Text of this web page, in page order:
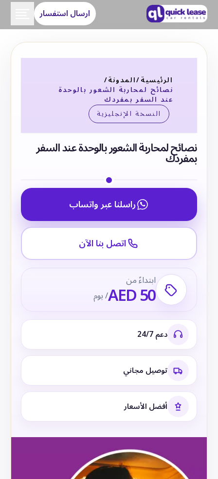
ارسال استفسار
الرئيسية/المدونة/
نصائح لمحاربة الشعور بالوحدة
عند السفر بمفردك
النسخة الإنجليزية
نصائح لمحاربة الشعور بالوحدة عند السفر
بمفردك
راسلنا عبر واتساب
اتصل بنا الآن
ابتداءً من
AED 50/ يوم
دعم 24/7
توصيل مجاني
أفضل الأسعار